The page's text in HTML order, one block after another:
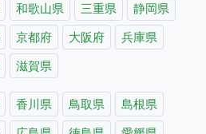
和歌山県 三重県
静岡県
京都府 大阪府
兵庫県
滋賀県
香川県 鳥取県
島根県